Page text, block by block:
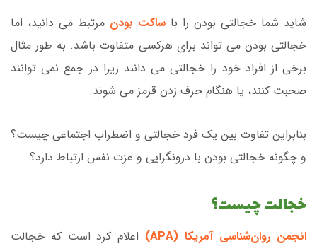
شاید شما خجالتی بودن را با ساکت بودن مرتبط می دانید، اما
خجالتی بودن می تواند برای هرکسی متفاوت باشد. به طور مثال
برخی از افراد خود را خجالتی می دانند زیرا در جمع نمی توانند
صحبت کنند، یا هنگام حرف زدن قرمز می شوند.
بنابراین تفاوت بین یک فرد خجالتی و اضطراب اجتماعی چیست؟
و چگونه خجالتی بودن با درونگرایی و عزت نفس ارتباط دارد؟
خجالت چیست؟
انجمن روان‌شناسی آمریکا (APA)
اعلام کرد است که خجالت